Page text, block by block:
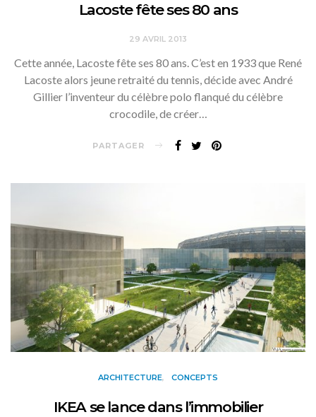
Lacoste fête ses 80 ans
29 AVRIL 2013
Cette année, Lacoste fête ses 80 ans. C’est en 1933 que René
Lacoste alors jeune retraité du tennis, décide avec André
Gillier l’inventeur du célèbre polo flanqué du célèbre
crocodile, de créer…
PARTAGER
ARCHITECTURE CONCEPTS
IKEA se lance dans l’immobilier